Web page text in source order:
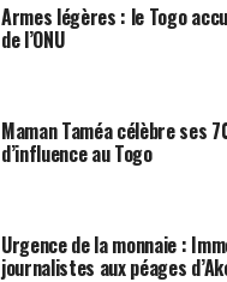
Armes légères : le Togo
de l’ONU
Maman Taméa célèbre ses
d’influence au Togo
Urgence de la monnaie :
journalistes aux péages